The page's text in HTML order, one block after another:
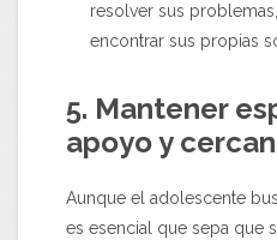
resolver sus
encontrar sus propias
5. Mantener
apoyo y
Aunque el adolescente
es esencial que sepa que